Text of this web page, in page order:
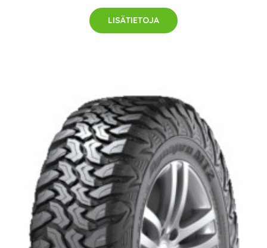
LISÄTIETOJA